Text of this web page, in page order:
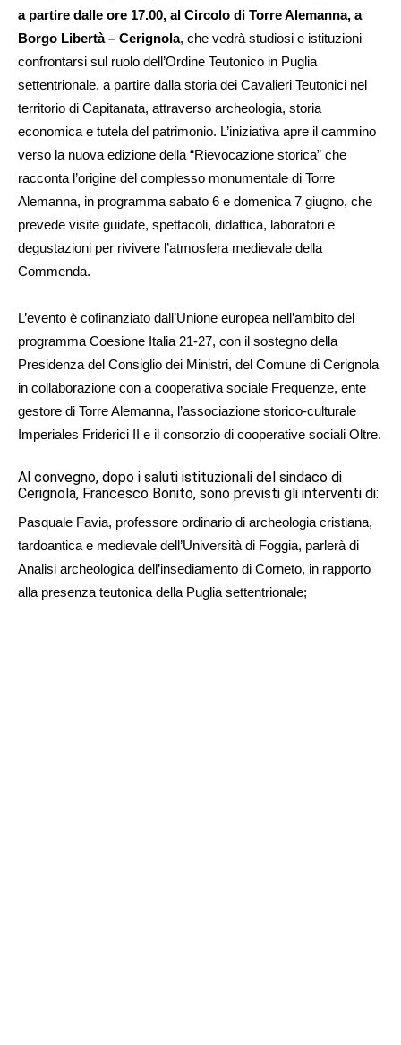
a partire dalle ore 17.00, al Circolo di Torre Alemanna, a
Borgo Libertà – Cerignola, che vedrà studiosi e istituzioni
confrontarsi sul ruolo dell’Ordine Teutonico in Puglia
settentrionale, a partire dalla storia dei Cavalieri Teutonici nel
territorio di Capitanata, attraverso archeologia, storia
economica e tutela del patrimonio. L’iniziativa apre il cammino
verso la nuova edizione della “Rievocazione storica” che
racconta l’origine del complesso monumentale di Torre
Alemanna, in programma sabato 6 e domenica 7 giugno, che
prevede visite guidate, spettacoli, didattica, laboratori e
degustazioni per rivivere l’atmosfera medievale della
Commenda.
L’evento è cofinanziato dall’Unione europea nell’ambito del
programma Coesione Italia 21-27, con il sostegno della
Presidenza del Consiglio dei Ministri, del Comune di Cerignola
in collaborazione con a cooperativa sociale Frequenze, ente
gestore di Torre Alemanna, l’associazione storico-culturale
Imperiales Friderici II e il consorzio di cooperative sociali Oltre.
Al convegno, dopo i saluti istituzionali del sindaco di
Cerignola, Francesco Bonito, sono previsti gli interventi di:
Pasquale Favia, professore ordinario di archeologia cristiana,
tardoantica e medievale dell’Università di Foggia, parlerà di
Analisi archeologica dell’insediamento di Corneto, in rapporto
alla presenza teutonica della Puglia settentrionale;